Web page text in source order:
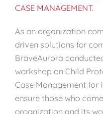
CASE MANAGEMENT.
As an organization
driven solutions for
BraveAurora
workshop on Child
Case Management for
ensure those who
organization and its